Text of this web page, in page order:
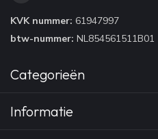
KVK nummer: 61947997
btw-nummer: NL854561511B01
Categorieën
Informatie